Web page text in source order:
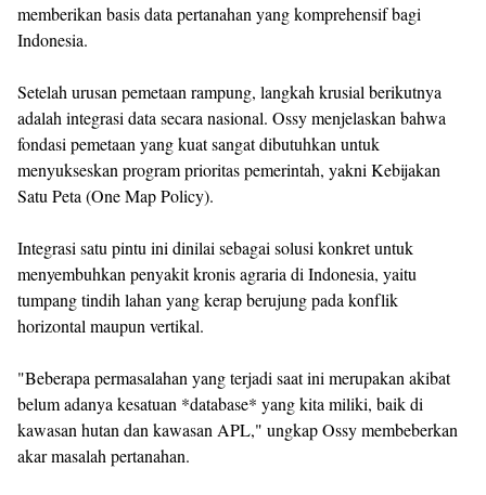
memberikan basis data pertanahan yang komprehensif bagi
Indonesia.
Setelah urusan pemetaan rampung, langkah krusial berikutnya
adalah integrasi data secara nasional. Ossy menjelaskan bahwa
fondasi pemetaan yang kuat sangat dibutuhkan untuk
menyukseskan program prioritas pemerintah, yakni Kebijakan
Satu Peta (One Map Policy).
Integrasi satu pintu ini dinilai sebagai solusi konkret untuk
menyembuhkan penyakit kronis agraria di Indonesia, yaitu
tumpang tindih lahan yang kerap berujung pada konflik
horizontal maupun vertikal.
"Beberapa permasalahan yang terjadi saat ini merupakan akibat
belum adanya kesatuan *database* yang kita miliki, baik di
kawasan hutan dan kawasan APL," ungkap Ossy membeberkan
akar masalah pertanahan.